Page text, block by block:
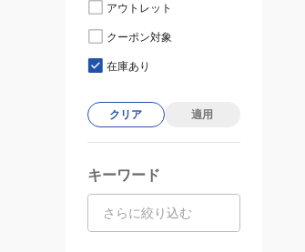
アウトレット
クーポン対象
在庫あり
クリア 適用
キーワード